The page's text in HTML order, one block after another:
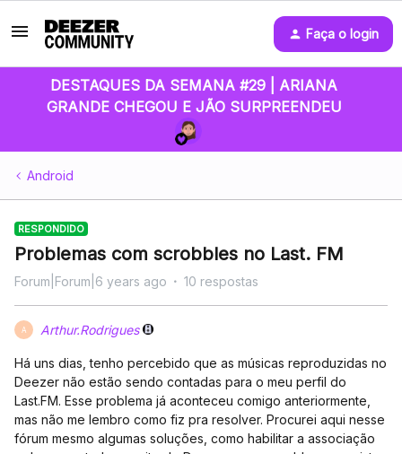
Faça o login
DESTAQUES DA SEMANA #29 | ARIANA
GRANDE CHEGOU E JÃO SURPREENDEU
Android
RESPONDIDO
Problemas com scrobbles no Last. FM
Forum|Forum|6 years ago 10 respostas
A Arthur.Rodrigues
Há uns dias, tenho percebido que as músicas reproduzidas no
Deezer não estão sendo contadas para o meu perfil do
Last.FM. Esse problema já aconteceu comigo anteriormente,
mas não me lembro como fiz pra resolver. Procurei aqui nesse
fórum mesmo algumas soluções, como habilitar a associação